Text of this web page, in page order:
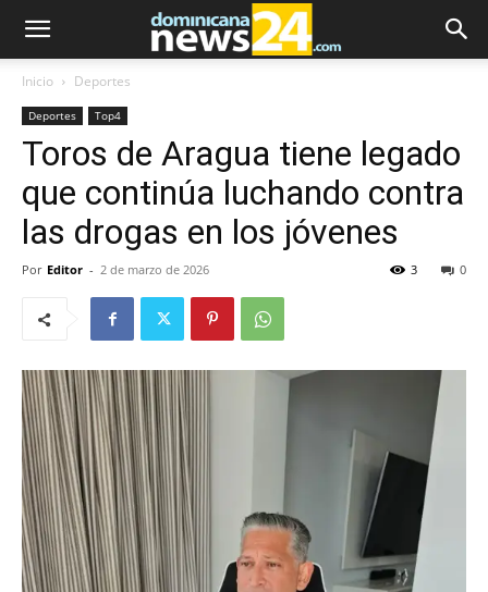
Inicio Deportes
Deportes Top4
Toros de Aragua tiene legado
que continúa luchando contra
las drogas en los jóvenes
Por Editor - 2 de marzo de 2026 0
3